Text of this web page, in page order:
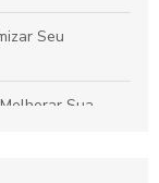
Seu
Sua